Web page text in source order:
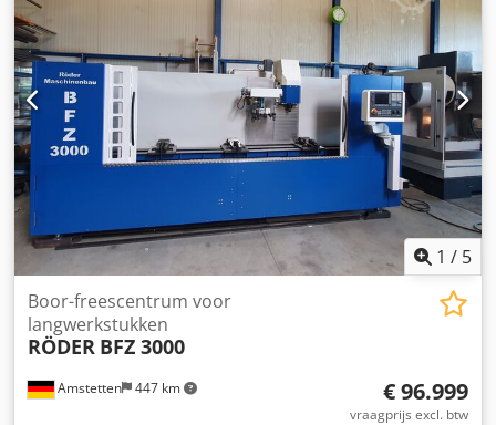
nominaal vermogen:
0,75 kW (1,02 pk)
Boor-/freesmachine met digitale uitlezing op 3 assen,
boordiameter Ø 32 mm, motor 0,75 kW, links-/rechtsloop,
tafelafmeting 730x210 mm, spindelsnelheid 50-2500 t/min.
Versnellingsbak, spindel MK-3, draadsnij-inrichting,
fijnvoeding, machineverlichting, koelinrichting,
spantanghouder ER 32, boorkop, afmetingen
1000x850x1900 mm, gewicht ca. 400 kg. Dodpfx Ahsx Ebi
1 / 5
Amstetten 447 km
Boor-freescentrum voor
langwerkstukken
RÖDER BFZ 3000
€ 96.999
vraagprijs excl. btw